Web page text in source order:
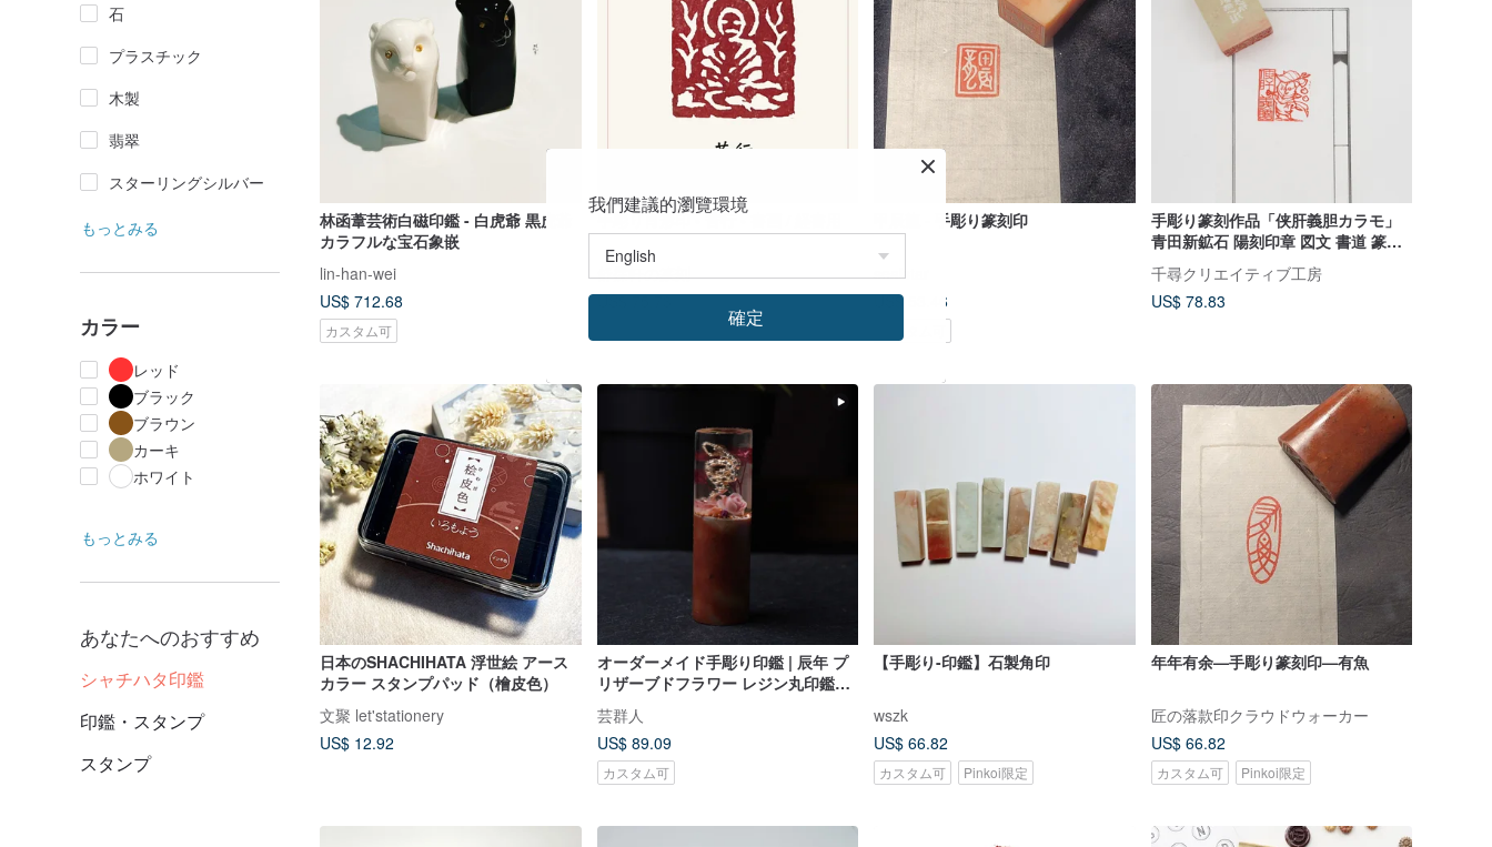
石
プラスチック
木製
翡翠
スターリングシルバー
もっとみる
カラー
レッド
ブラック
ブラウン
カーキ
ホワイト
もっとみる
あなたへのおすすめ
シャチハタ印鑑
印鑑・スタンプ
スタンプ
林函葦芸術白磁印鑑 - 白虎爺 黒虎爺
カラフルな宝石象嵌
lin-han-wei
US$ 712.68
カスタム可
手彫り肖形印 • 苦行 • 書画 / 経書用
舒霂軒の篆刻
US$ 75.73
甲辰龍 - 手彫り篆刻印
sealstar
US$ 53.46
手彫り篆刻作品「侠肝義胆カラモ」
青田新鉱石 陽刻印章 図文 書道 篆刻
雅印
千尋クリエイティブ工房
US$ 78.83
日本のSHACHIHATA 浮世絵 アース
カラー スタンプパッド（檜皮色）
文聚 let'stationery
US$ 12.92
オーダーメイド手彫り印鑑 | 辰年 プ
リザーブドフラワー レジン丸印鑑
1.7 CM | 篆刻印鑑
芸群人
US$ 89.09
カスタム可
【手彫り-印鑑】石製角印
wszk
US$ 66.82
カスタム可 Pinkoi限定
年年有余—手彫り篆刻印—有魚
匠の落款印クラウドウォーカー
US$ 66.82
カスタム可 Pinkoi限定
我們建議的瀏覽環境
確定